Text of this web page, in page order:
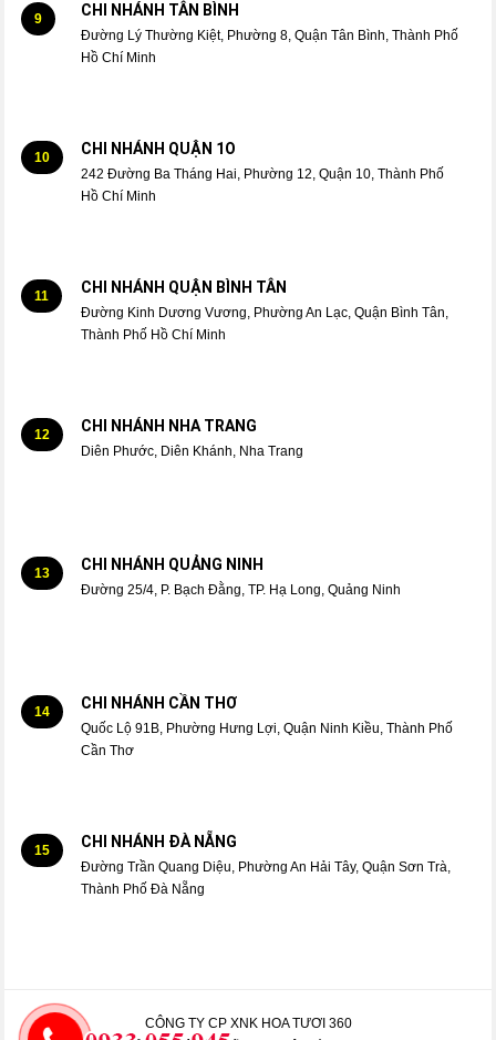
9 CHI NHÁNH TÂN BÌNH
Đường Lý Thường Kiệt, Phường 8, Quận Tân Bình, Thành Phố
Hồ Chí Minh
10 CHI NHÁNH QUẬN 1O
242 Đường Ba Tháng Hai, Phường 12, Quận 10, Thành Phố
Hồ Chí Minh
11 CHI NHÁNH QUẬN BÌNH TÂN
Đường Kinh Dương Vương, Phường An Lạc, Quận Bình Tân,
Thành Phố Hồ Chí Minh
12 CHI NHÁNH NHA TRANG
Diên Phước, Diên Khánh, Nha Trang
13 CHI NHÁNH QUẢNG NINH
Đường 25/4, P. Bạch Đằng, TP. Hạ Long, Quảng Ninh
14 CHI NHÁNH CẦN THƠ
Quốc Lộ 91B, Phường Hưng Lợi, Quận Ninh Kiều, Thành Phố
Cần Thơ
15 CHI NHÁNH ĐÀ NẴNG
Đường Trần Quang Diệu, Phường An Hải Tây, Quận Sơn Trà,
Thành Phố Đà Nẵng
CÔNG TY CP XNK HOA TƯƠI 360